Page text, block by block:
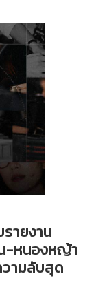
ายงาน
-หนองหญ้า
วามลับสุด